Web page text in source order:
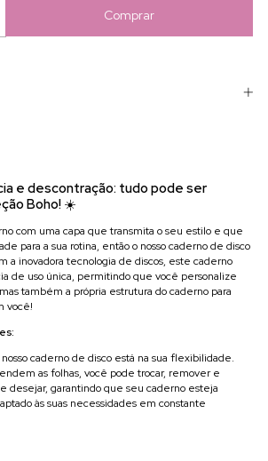
e descontração: tudo pode ser
Boho! ☀️
com uma capa que transmita o seu estilo e que
para a sua rotina, então o nosso caderno de disco
a inovadora tecnologia de discos, este caderno
de uso única, permitindo que você personalize
também a própria estrutura do caderno para
você!
caderno de disco está na sua flexibilidade.
as folhas, você pode trocar, remover e
desejar, garantindo que seu caderno esteja
às suas necessidades em constante